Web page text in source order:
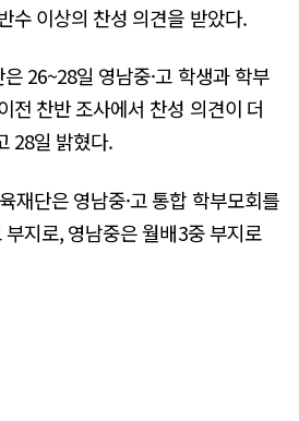
수 이상의 찬성 의견을 받았다.
26~28일 영남중·고 학생과 학부
전 찬반 조사에서 찬성 의견이 더
28일 밝혔다.
재단은 영남중·고 통합 학부모회를
지로, 영남중은 월배3중 부지로